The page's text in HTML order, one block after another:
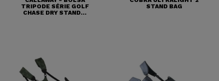
TRIPODE SÉRIE GOLF
CHASE DRY STAND...
STAND BAG